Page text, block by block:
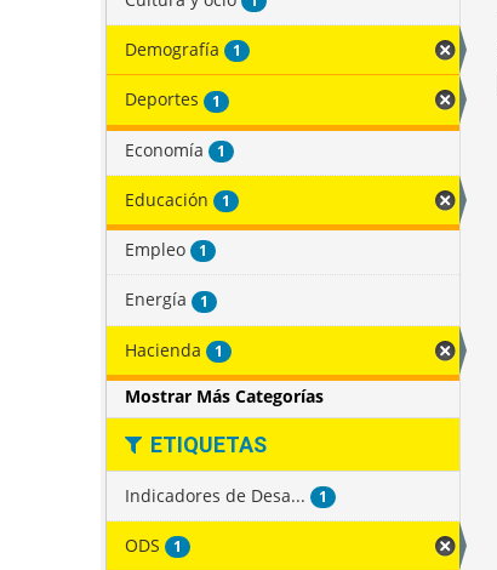
Demografía 1
Deportes 1
Economía 1
Educación 1
Empleo 1
Energía 1
Hacienda 1
Mostrar Más Categorías
ETIQUETAS
Indicadores de Desa... 1
ODS 1